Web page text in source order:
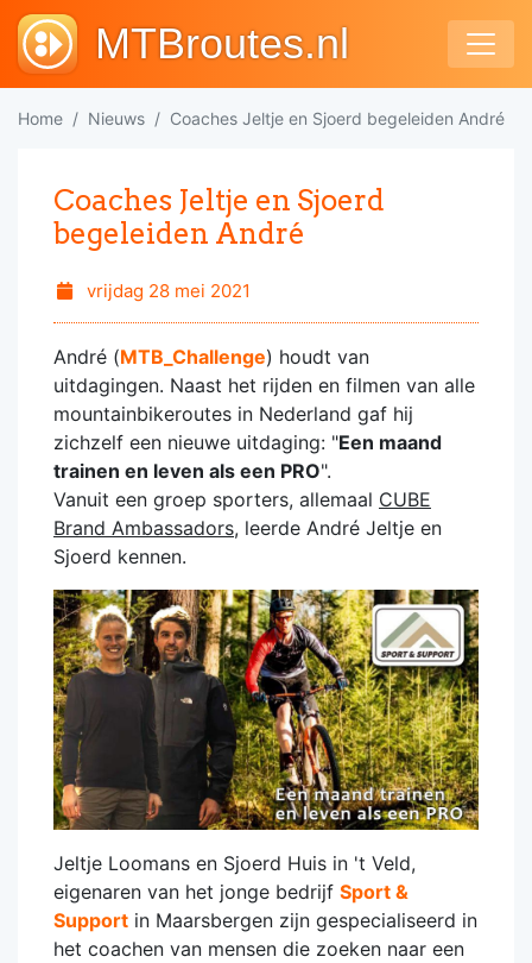
MTBroutes.nl
Home Nieuws Coaches Jeltje en Sjoerd begeleiden André
Coaches Jeltje en Sjoerd
begeleiden André
vrijdag 28 mei 2021
André (MTB_Challenge) houdt van
uitdagingen. Naast het rijden en filmen van alle
mountainbikeroutes in Nederland gaf hij
zichzelf een nieuwe uitdaging: "Een maand
trainen en leven als een PRO".
Vanuit een groep sporters, allemaal CUBE
Brand Ambassadors, leerde André Jeltje en
Sjoerd kennen.
Jeltje Loomans en Sjoerd Huis in 't Veld,
eigenaren van het jonge bedrijf Sport &
Support in Maarsbergen zijn gespecialiseerd in
het coachen van mensen die zoeken naar een